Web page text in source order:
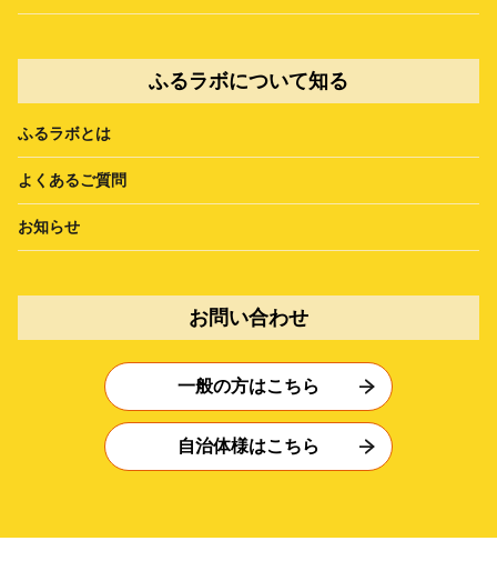
ふるラボについて知る
ふるラボとは
よくあるご質問
お知らせ
お問い合わせ
一般の方はこちら
自治体様はこちら